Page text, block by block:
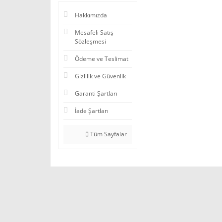
Hakkımızda
Mesafeli Satış
Sözleşmesi
Ödeme ve Teslimat
Gizlilik ve Güvenlik
Garanti Şartları
İade Şartları
Tüm Sayfalar